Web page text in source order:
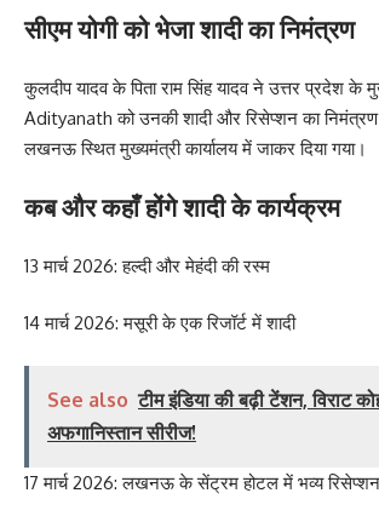
सीएम योगी को भेजा शादी का निमंत्रण
कुलदीप यादव के पिता राम सिंह यादव ने उत्तर प्रदेश के
Adityanath को उनकी शादी और रिसेप्शन का निमंत्रण
लखनऊ स्थित मुख्यमंत्री कार्यालय में जाकर दिया गया।
कब और कहाँ होंगे शादी के कार्यक्रम
13 मार्च 2026: हल्दी और मेहंदी की रस्म
14 मार्च 2026: मसूरी के एक रिजॉर्ट में शादी
See also टीम इंडिया की बढ़ी टेंशन, विराट
अफगानिस्तान सीरीज!
17 मार्च 2026: लखनऊ के सेंट्रम होटल में भव्य रिसेप्शन